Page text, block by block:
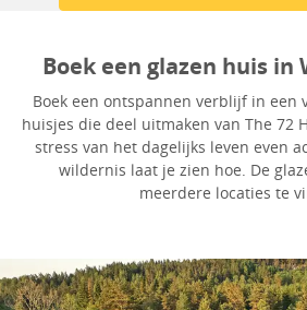
Boek een glazen huis in
Boek een ontspannen verblijf in een
huisjes die deel uitmaken van The 72
stress van het dagelijks leven even
wildernis laat je zien hoe. De
meerdere locaties te